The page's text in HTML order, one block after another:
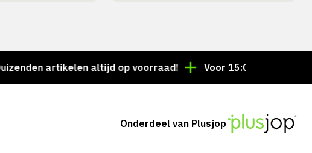
artikelen altijd op voorraad! Voor 15:00 besteld =
Onderdeel van Plusjop